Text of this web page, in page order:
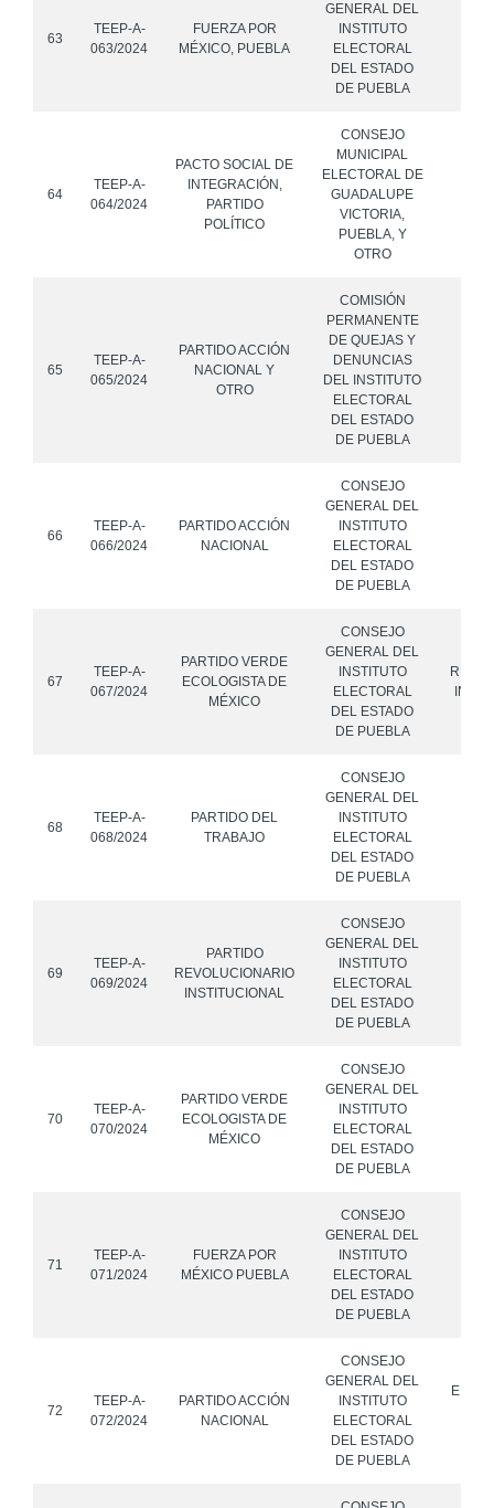
63
TEEP-A-
063/2024
FUERZA POR
MÉXICO, PUEBLA
GENERAL DEL
INSTITUTO
ELECTORAL
DEL ESTADO
DE PUEBLA
64
TEEP-A-
064/2024
PACTO SOCIAL DE
INTEGRACIÓN,
PARTIDO
POLÍTICO
CONSEJO
MUNICIPAL
ELECTORAL DE
GUADALUPE
VICTORIA,
PUEBLA, Y
OTRO
65
TEEP-A-
065/2024
PARTIDO ACCIÓN
NACIONAL Y
OTRO
COMISIÓN
PERMANENTE
DE QUEJAS Y
DENUNCIAS
DEL INSTITUTO
ELECTORAL
DEL ESTADO
DE PUEBLA
66
TEEP-A-
066/2024
PARTIDO ACCIÓN
NACIONAL
CONSEJO
GENERAL DEL
INSTITUTO
ELECTORAL
DEL ESTADO
DE PUEBLA
67
TEEP-A-
067/2024
PARTIDO VERDE
ECOLOGISTA DE
MÉXICO
CONSEJO
GENERAL DEL
INSTITUTO
ELECTORAL
DEL ESTADO
DE PUEBLA
68
TEEP-A-
068/2024
PARTIDO DEL
TRABAJO
CONSEJO
GENERAL DEL
INSTITUTO
ELECTORAL
DEL ESTADO
DE PUEBLA
69
TEEP-A-
069/2024
PARTIDO
REVOLUCIONARIO
INSTITUCIONAL
CONSEJO
GENERAL DEL
INSTITUTO
ELECTORAL
DEL ESTADO
DE PUEBLA
70
TEEP-A-
070/2024
PARTIDO VERDE
ECOLOGISTA DE
MÉXICO
CONSEJO
GENERAL DEL
INSTITUTO
ELECTORAL
DEL ESTADO
DE PUEBLA
71
TEEP-A-
071/2024
FUERZA POR
MÉXICO PUEBLA
CONSEJO
GENERAL DEL
INSTITUTO
ELECTORAL
DEL ESTADO
DE PUEBLA
72
TEEP-A-
072/2024
PARTIDO ACCIÓN
NACIONAL
CONSEJO
GENERAL DEL
INSTITUTO
ELECTORAL
DEL ESTADO
DE PUEBLA